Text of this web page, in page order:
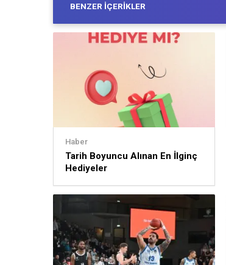
BENZER İÇERIKLER
Haber
Tarih Boyuncu Alınan En İlginç
Hediyeler